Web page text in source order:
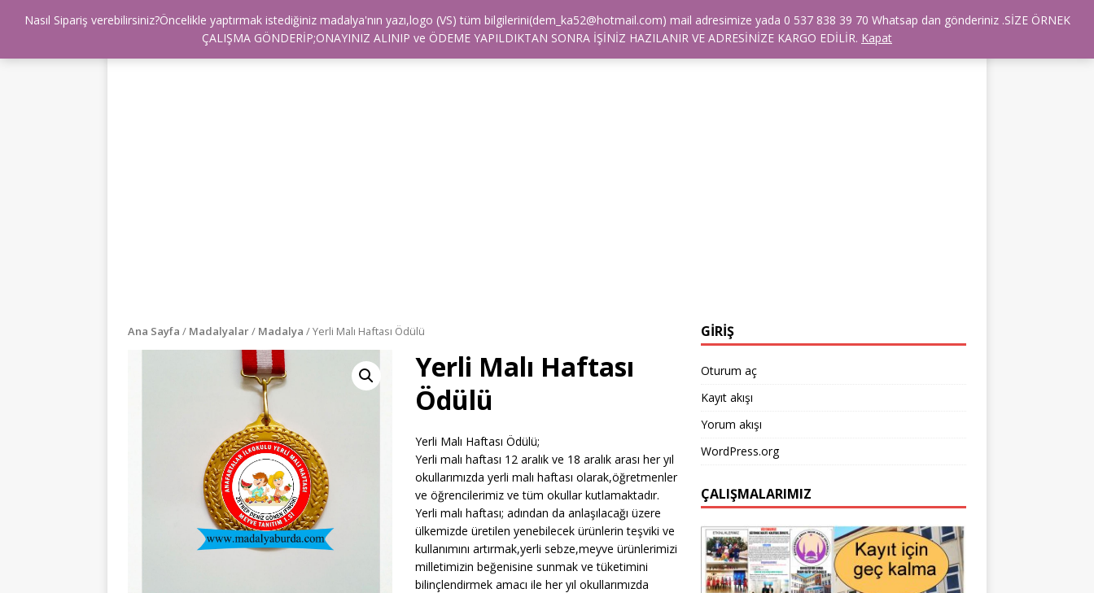
Nasıl Sipariş verebilirsiniz?Öncelikle yaptırmak istediğiniz madalya'nın yazı,logo (VS) tüm bilgilerini(dem_ka52@hotmail.com) mail adresimize yada 0 537 838 39 70 Whatsap dan gönderiniz .SİZE ÖRNEK
ÇALIŞMA GÖNDERİP;ONAYINIZ ALINIP ve ÖDEME YAPILDIKTAN SONRA İŞİNİZ HAZILANIR VE ADRESİNİZE KARGO EDİLİR. Kapat
FULLMARKETİM İLETİŞİM NASIL SIPARIŞ VEREBILIRIM? ÖDEME REFERANSLARIMIZ TÜM ÜRÜNLER
Ana Sayfa / Madalyalar/ Madalya / Yerli Malı Haftası Ödülü
Yerli Malı Haftası
Ödülü
Yerli Malı Haftası Ödülü;
Yerli malı haftası 12 aralık ve 18 aralık arası her yıl
okullarımızda yerli malı haftası olarak,öğretmenler
ve öğrencilerimiz ve tüm okullar kutlamaktadır.
Yerli malı haftası; adından da anlaşılacağı üzere
ülkemizde üretilen yenebilecek ürünlerin teşviki ve
kullanımını artırmak,yerli sebze,meyve ürünlerimizi
milletimizin beğenisine sunmak ve tüketimini
bilinçlendirmek amacı ile her yıl okullarımızda
GİRİŞ
Oturum aç
Kayıt akışı
Yorum akışı
WordPress.org
ÇALIŞMALARIMIZ